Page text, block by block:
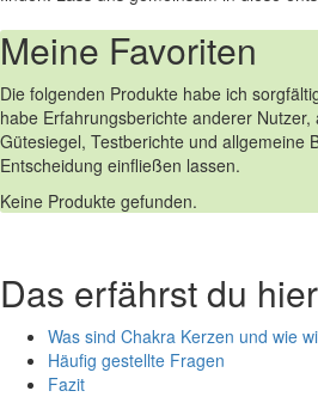
Meine Favoriten
Die folgenden Produkte habe ich‍
habe Erfahrungsberichte⁤ anderer
Gütesiegel, Testberichte und allgemeine
Entscheidung einfließen lassen.
Keine Produkte gefunden.
Das erfährst du hier
Was ⁢sind Chakra Kerzen und wie
Häufig gestellte Fragen
Fazit